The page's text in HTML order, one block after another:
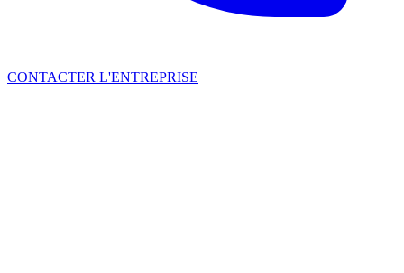
CONTACTER L'ENTREPRISE